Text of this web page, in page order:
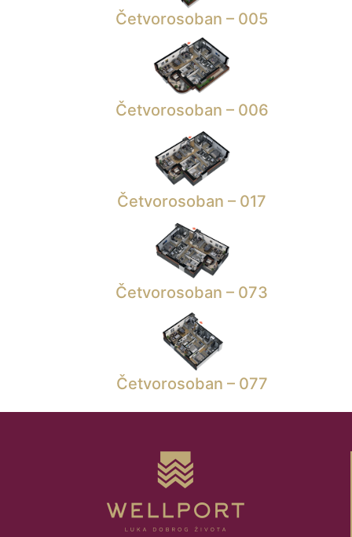
Četvorosoban – 005
Četvorosoban – 006
Četvorosoban – 017
Četvorosoban – 073
Četvorosoban – 077